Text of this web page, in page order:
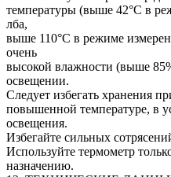
температуры (выше 42°С в
лба,
выше 110°С в режиме
очень
высокой влажности (выше
освещении.
Следует избегать хранения
повышенной температуре, в
освещения.
Избегайте сильных
Используйте термометр
назначению.